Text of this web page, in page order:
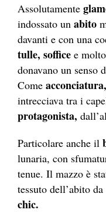
Assolutamente
indossato un abito
davanti e con una
tulle, soffice e
donavano un senso
Come acconciatura,
intrecciava tra i
protagonista,
Particolare anche il
lunaria, con
tenue. Il mazzo è
tessuto dell’abito
chic.